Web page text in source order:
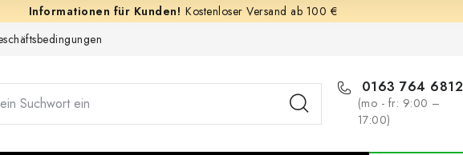
Kostenloser Versand ab 100 €
0163 764 6812
(mo - fr: 9:00 –
17:00)